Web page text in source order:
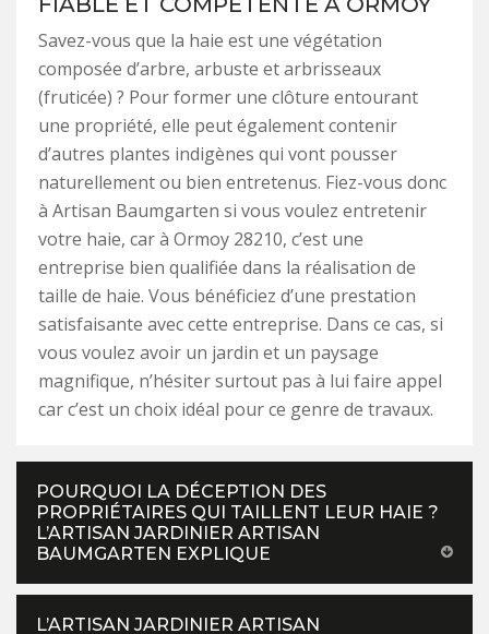
Savez-vous que la haie est une végétation
composée d’arbre, arbuste et arbrisseaux
(fruticée) ? Pour former une clôture entourant
une propriété, elle peut également contenir
d’autres plantes indigènes qui vont pousser
naturellement ou bien entretenus. Fiez-vous donc
à Artisan Baumgarten si vous voulez entretenir
votre haie, car à Ormoy 28210, c’est une
entreprise bien qualifiée dans la réalisation de
taille de haie. Vous bénéficiez d’une prestation
satisfaisante avec cette entreprise. Dans ce cas, si
vous voulez avoir un jardin et un paysage
magnifique, n’hésiter surtout pas à lui faire appel
car c’est un choix idéal pour ce genre de travaux.
POURQUOI LA DÉCEPTION DES
PROPRIÉTAIRES QUI TAILLENT LEUR HAIE ?
L’ARTISAN JARDINIER ARTISAN
BAUMGARTEN EXPLIQUE
L’ARTISAN JARDINIER ARTISAN